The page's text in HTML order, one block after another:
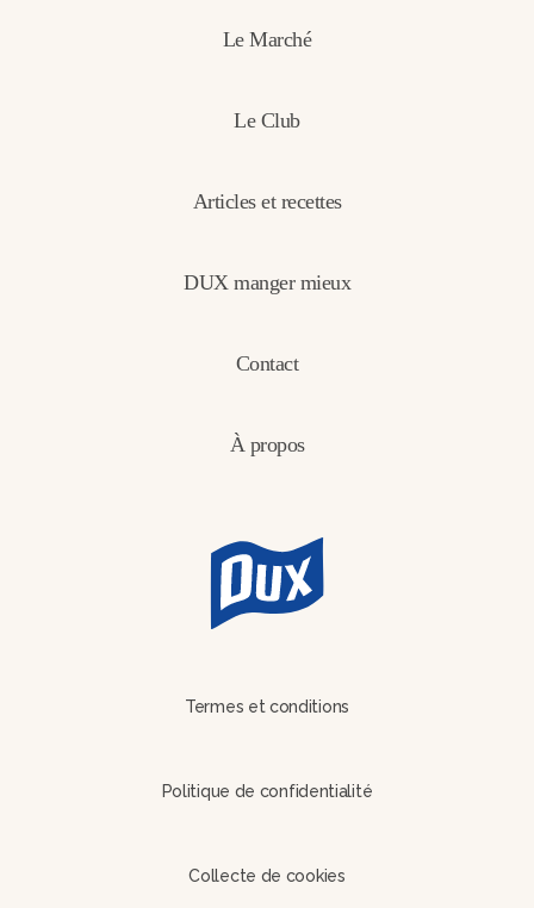
Le Marché
Le Club
Articles et recettes
DUX manger mieux
Contact
À propos
Termes et conditions
Politique de confidentialité
Collecte de cookies